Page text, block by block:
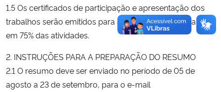
1.5 Os certificados de participação e apresentação dos
trabalhos serão emitidos para aqueles que participarem
em 75% das atividades.
2. INSTRUÇÕES PARA A PREPARAÇÃO DO RESUMO
2.1 O resumo deve ser enviado no período de 05 de
agosto a 23 de setembro, para o e-mail